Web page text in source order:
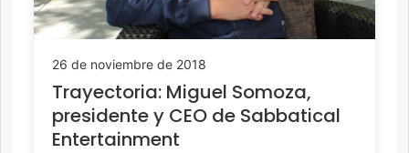
26 de noviembre de 2018
Trayectoria: Miguel Somoza,
presidente y CEO de Sabbatical
Entertainment